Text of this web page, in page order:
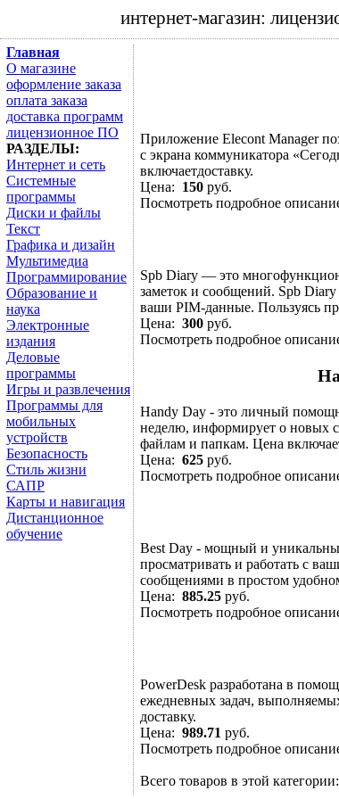
интернет-магазин:
Главная
О магазине
оформление заказа
оплата заказа
доставка программ
лицензионное ПО
РАЗДЕЛЫ:
Интернет и сеть
Системные
программы
Диски и файлы
Текст
Графика и дизайн
Мультимедиа
Программирование
Образование и
наука
Электронные
издания
Деловые
программы
Игры и развлечения
Программы для
мобильных
устройств
Безопасность
Стиль жизни
САПР
Карты и навигация
Дистанционное
обучение
Приложение Elecont Manager
с экрана коммуникатора
включаетдоставку.
Цена: 150 руб.
Посмотреть подробное
Spb Diary — это
заметок и сообщений. Spb Diary
ваши PIM-данные. Пользуясь
Цена: 300 руб.
Посмотреть подробное
Handy Day - это личный
неделю, информирует о новых
файлам и папкам. Цена
Цена: 625 руб.
Посмотреть подробное
Best Day - мощный и
просматривать и работать с
сообщениями в простом
Цена: 885.25 руб.
Посмотреть подробное
PowerDesk разработана в
ежедневных задач,
доставку.
Цена: 989.71 руб.
Посмотреть подробное
Всего товаров в этой категории: